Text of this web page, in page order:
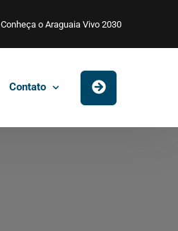
Conheça o Araguaia Vivo 2030
Contato